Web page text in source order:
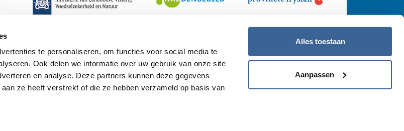
te personaliseren, om functies voor social media te
Ook delen we informatie over uw gebruik van onze site
en analyse. Deze partners kunnen deze gegevens
ze heeft verstrekt of die ze hebben verzameld op basis van
Alles toestaan
Aanpassen